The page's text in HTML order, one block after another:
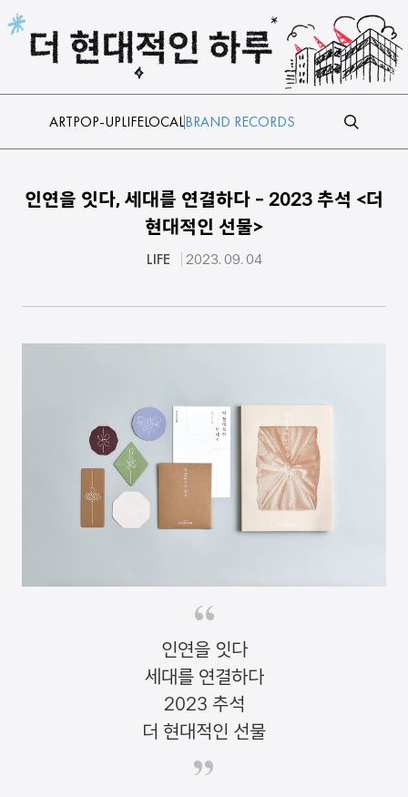
본문 바로가기
ARTPOP-UPLIFELOCALBRAND RECORDS
인연을 잇다, 세대를 연결하다 - 2023 추석 <더
현대적인 선물>
LIFE 2023. 09. 04
인연을 잇다
세대를 연결하다
2023 추석
더 현대적인 선물